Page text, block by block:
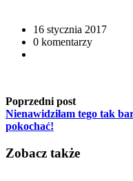
16 stycznia 2017
0 komentarzy
Poprzedni post
Nienawidziłam tego tak
pokochać!
Zobacz także